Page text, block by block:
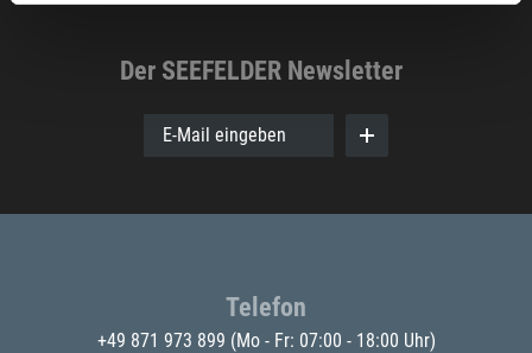
Der SEEFELDER Newsletter
E-Mail eingeben
Telefon
+49 871 973 899 (Mo - Fr: 07:00 - 18:00 Uhr)